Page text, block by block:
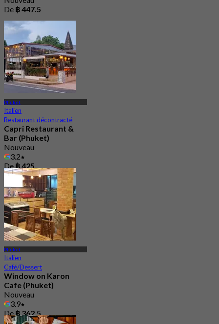
De ฿ 447.5
Phuket
Italien
Restaurant décontracté
Capri Restaurant &
Bar (Phuket)
Nouveau
3.2
De ฿ 425
Phuket
Italien
Café/Dessert
Window on Karon
Cafe (Phuket)
Nouveau
3.9
De ฿ 362.5